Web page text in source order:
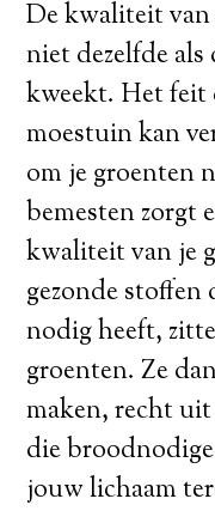
De kwaliteit
niet dezelfde
kweekt. Het feit
moestuin kan
om je groenten
bemesten zorgt
kwaliteit van je
gezonde
nodig heeft,
groenten. Ze
maken, recht
die
jouw lichaam